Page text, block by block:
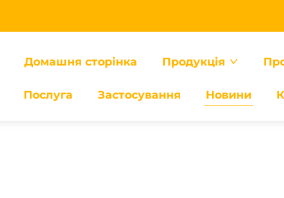
Домашня сторінка Продукція
Послуга Застосування Новини